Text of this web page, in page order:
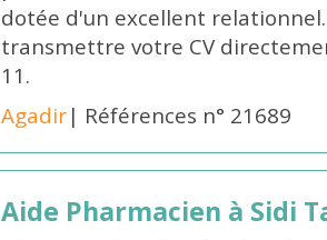
dotée d'un excellent
transmettre votre CV
11.
Agadir| Références n° 21689
Aide Pharmacien à Sidi